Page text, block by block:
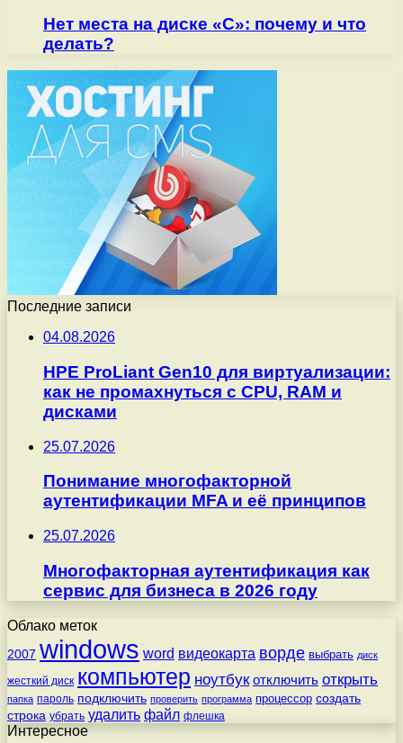
Нет места на диске «С»: почему и что
делать?
Последние записи
04.08.2026
HPE ProLiant Gen10 для виртуализации:
как не промахнуться с CPU, RAM и
дисками
25.07.2026
Понимание многофакторной
аутентификации MFA и её принципов
25.07.2026
Многофакторная аутентификация как
сервис для бизнеса в 2026 году
Облако меток
2007 windows word видеокарта ворде выбрать диск
жесткий диск компьютер ноутбук отключить открыть
папка пароль подключить проверить программа процессор создать
строка убрать удалить файл флешка
Интересное